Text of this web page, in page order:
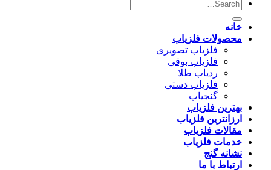
خانه
محصولات فلزیاب
فلزیاب تصویری
فلزیاب بوقی
ردیاب طلا
فلزیاب دستی
گنجیاب
بهترین فلزیاب
ارزانترین فلزیاب
مقالات فلزیاب
خدمات فلزیاب
نشانه گنج
ارتباط با ما